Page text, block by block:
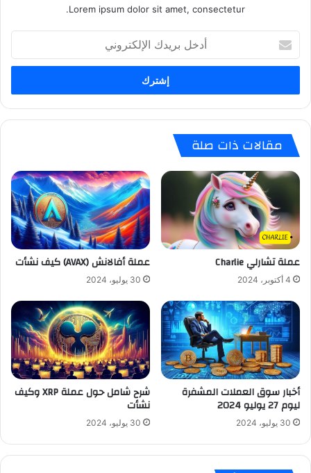
Lorem ipsum dolor sit amet, consectetur.
بريدك
الإلكتروني
مقالات ذات صلة
عملة تشارلي Charlie
4 أكتوبر، 2024
عملة أفالانش (AVAX) كيف نشأت
30 يوليو، 2024
أخبار سوق العملات المشفرة
ليوم 27 يوليو 2024
30 يوليو، 2024
شرح شامل حول عملة XRP وكيف
نشأت
30 يوليو، 2024